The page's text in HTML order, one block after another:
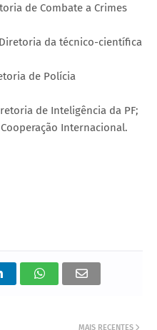
de Combate a Crimes
da técnico-científica
de Polícia
de Inteligência da PF;
Internacional.
MAIS RECENTES